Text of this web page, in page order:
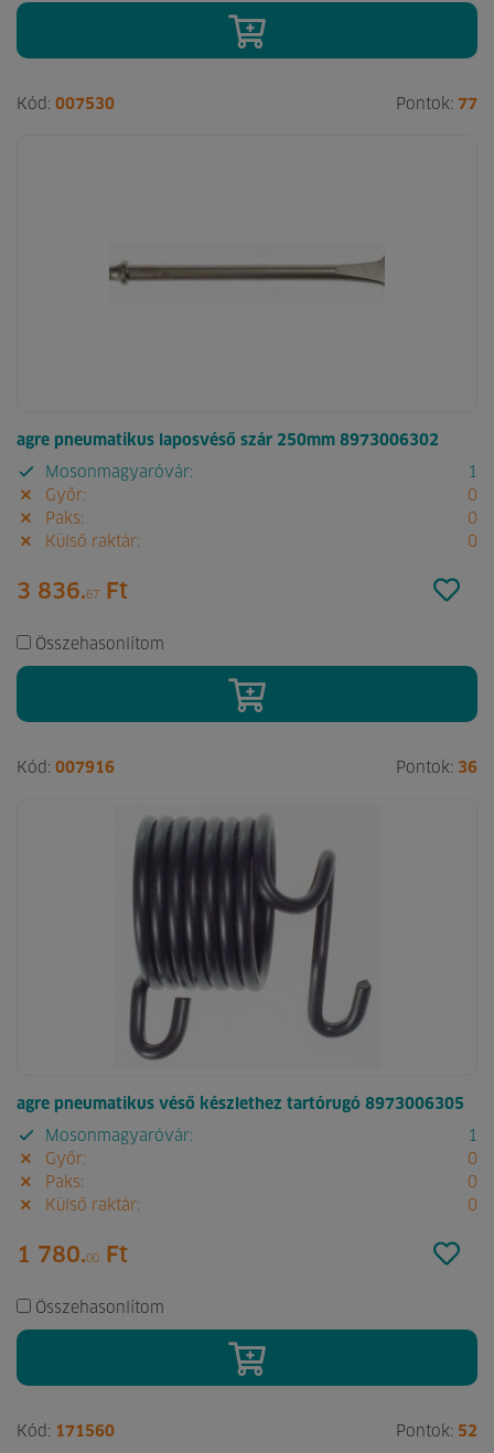
Kód: 007530 Pontok: 77
agre pneumatikus laposvéső szár 250mm 8973006302
Mosonmagyaróvár:
1
Győr:
0
Paks:
0
Külső raktár:
0
3 836.67 Ft
Összehasonlítom
Kód: 007916 Pontok: 36
agre pneumatikus véső készlethez tartórugó 8973006305
Mosonmagyaróvár:
1
Győr:
0
Paks:
0
Külső raktár:
0
1 780.00 Ft
Összehasonlítom
Kód: 171560 Pontok: 52